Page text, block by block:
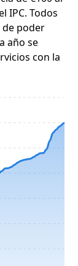
IPC. Todos
de poder
año se
con la